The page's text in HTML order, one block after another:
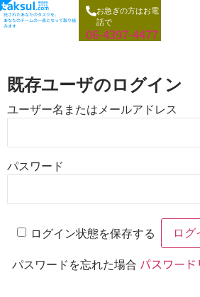
託されたあなたのタスクを、
あなたのチームの一員となって取り組
みます
お急ぎの方はお電
話で
06-4397-4477
既存ユーザのログイン
ユーザー名またはメールアドレス
パスワード
ログイン状態を保存する
パスワードを忘れた場合 パスワード